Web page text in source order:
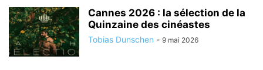
Cannes 2026 : la sélection de la
Quinzaine des cinéastes
Tobias Dunschen - 9 mai 2026